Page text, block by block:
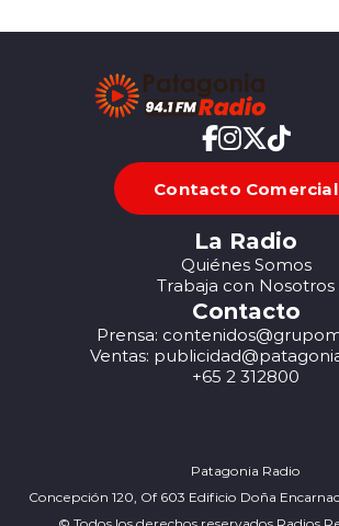
Contacto Comercial
La Radio
Quiénes Somos
Trabaja con Nosotros
Contacto
Prensa:
Ventas:
+65 2 312800
Patagonia Radio
Concepción 120, Of 603 Edificio Doña